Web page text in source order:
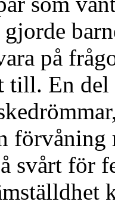
på
En del
förvåning
svårt för